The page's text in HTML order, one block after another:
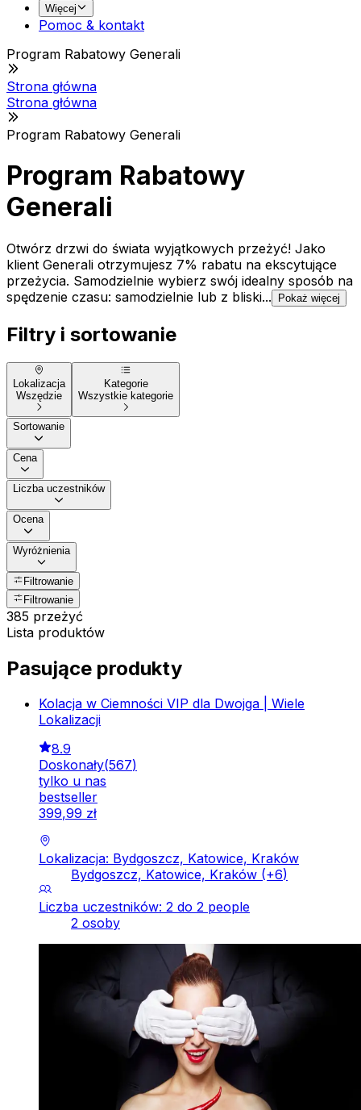
Więcej
Pomoc & kontakt
Program Rabatowy Generali
Strona główna
Strona główna
Program Rabatowy Generali
Program Rabatowy
Generali
Otwórz drzwi do świata wyjątkowych przeżyć! Jako
klient Generali otrzymujesz 7% rabatu na ekscytujące
przeżycia. Samodzielnie wybierz swój idealny sposób na
spędzenie czasu: samodzielnie lub z bliski...
Pokaż więcej
Filtry i sortowanie
Lokalizacja
Wszędzie
Kategorie
Wszystkie kategorie
Sortowanie
Cena
Liczba uczestników
Ocena
Wyróżnienia
Filtrowanie
Filtrowanie
385 przeżyć
Lista produktów
Pasujące produkty
Kolacja w Ciemności VIP dla Dwojga | Wiele
Lokalizacji
8.9
Doskonały(567)
tylko u nas
bestseller
399,99 zł
Lokalizacja: Bydgoszcz, Katowice, Kraków
Bydgoszcz, Katowice, Kraków (+6)
Liczba uczestników: 2 do 2 people
2 osoby